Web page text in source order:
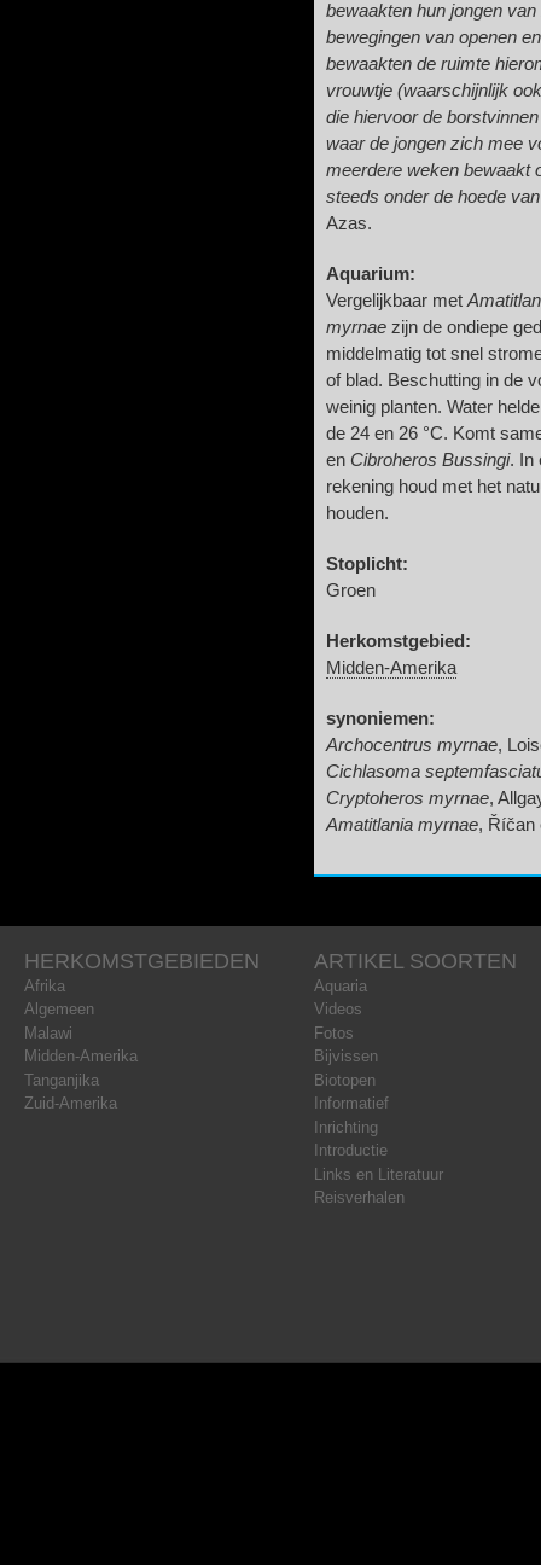
bewaakten hun jongen
bewegingen van openen
bewaakten de ruimte
vrouwtje (waarschijnlijk
die hiervoor de
waar de jongen zich mee
meerdere weken bewaakt
steeds onder de hoede
Azas.
Aquarium:
Vergelijkbaar met
myrnae zijn de ondiepe
middelmatig tot snel
of blad. Beschutting in de
weinig planten. Water
de 24 en 26 °C. Komt
en Cibroheros Bussingi. In
rekening houd met het
houden.
Stoplicht:
Groen
Herkomstgebied:
Midden-Amerika
synoniemen:
Archocentrus myrnae,
Cichlasoma
Cryptoheros myrnae,
Amatitlania myrnae, Říčan
HERKOMSTGEBIEDEN
Afrika
Algemeen
Malawi
Midden-Amerika
Tanganjika
Zuid-Amerika
ARTIKEL SOORTEN
Aquaria
Videos
Fotos
Bijvissen
Biotopen
Informatief
Inrichting
Introductie
Links en Literatuur
Reisverhalen